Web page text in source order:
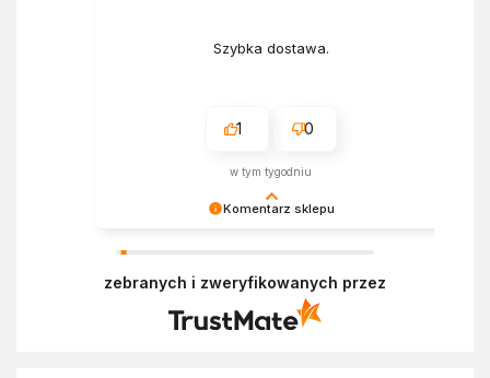
Komentarz sklepu
wszystkich osób zaopatrujących się w
Ekofabryce. Mamy nadzieję, że do nas wrócisz :)
Pozdrawiamy
Szybka dostawa.
1 0
w tym tygodniu
zebranych i zweryfikowanych przez